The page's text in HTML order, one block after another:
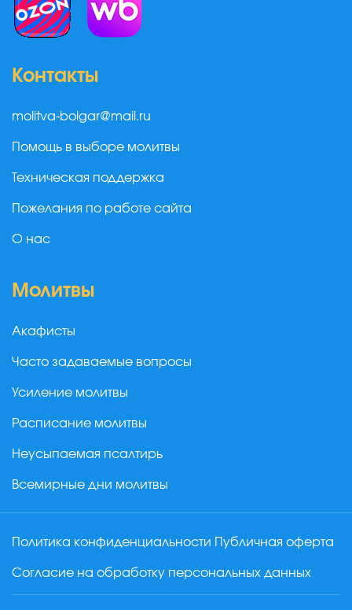
Контакты
molitva-bolgar@mail.ru
Помощь в выборе молитвы
Техническая поддержка
Пожелания по работе сайта
О нас
Молитвы
Акафисты
Часто задаваемые вопросы
Усиление молитвы
Расписание молитвы
Неусыпаемая псалтирь
Всемирные дни молитвы
Политика конфиденциальности Публичная оферта
Согласие на обработку персональных данных